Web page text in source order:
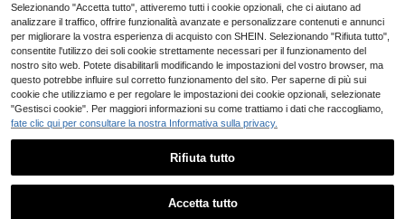
Selezionando "Accetta tutto", attiveremo tutti i cookie opzionali, che ci aiutano ad
analizzare il traffico, offrire funzionalità avanzate e personalizzare contenuti e annunci
per migliorare la vostra esperienza di acquisto con SHEIN. Selezionando "Rifiuta tutto",
consentite l'utilizzo dei soli cookie strettamente necessari per il funzionamento del
nostro sito web. Potete disabilitarli modificando le impostazioni del vostro browser, ma
questo potrebbe influire sul corretto funzionamento del sito. Per saperne di più sui
cookie che utilizziamo e per regolare le impostazioni dei cookie opzionali, selezionate
"Gestisci cookie". Per maggiori informazioni su come trattiamo i dati che raccogliamo,
fate clic qui per consultare la nostra Informativa sulla privacy.
Rifiuta tutto
Accetta tutto